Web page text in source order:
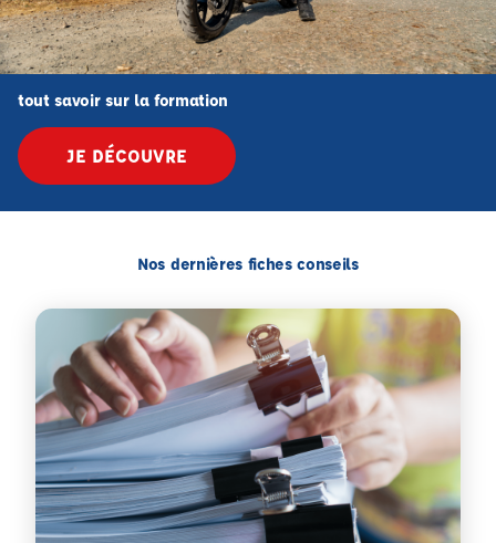
tout savoir sur la formation
JE DÉCOUVRE
Nos dernières fiches conseils